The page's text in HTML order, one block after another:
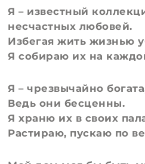
Я – известный
несчастных любовей.
Избегая жить жизнью
Я собираю их на
Я – чрезвычайно
Ведь они бесценны.
Я храню их в своих
Растираю, пускаю по